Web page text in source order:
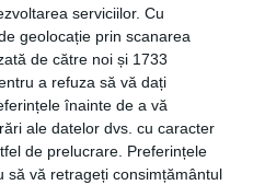
serviciilor. Cu
geolocație prin scanarea
de către noi și 1733
a refuza să vă dați
înainte de a vă
ale datelor dvs. cu caracter
de prelucrare. Preferințele
să vă retrageți consimțământul